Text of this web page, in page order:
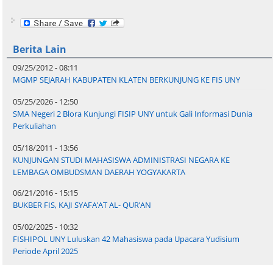
Berita Lain
09/25/2012 - 08:11
MGMP SEJARAH KABUPATEN KLATEN BERKUNJUNG KE FIS UNY
05/25/2026 - 12:50
SMA Negeri 2 Blora Kunjungi FISIP UNY untuk Gali Informasi Dunia
Perkuliahan
05/18/2011 - 13:56
KUNJUNGAN STUDI MAHASISWA ADMINISTRASI NEGARA KE
LEMBAGA OMBUDSMAN DAERAH YOGYAKARTA
06/21/2016 - 15:15
BUKBER FIS, KAJI SYAFA’AT AL- QUR’AN
05/02/2025 - 10:32
FISHIPOL UNY Luluskan 42 Mahasiswa pada Upacara Yudisium
Periode April 2025